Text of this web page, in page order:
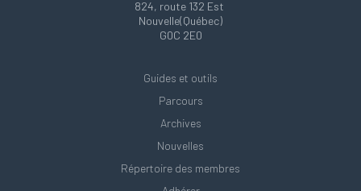
824, route 132 Est
Nouvelle(Québec)
G0C 2E0
Guides et outils
Parcours
Archives
Nouvelles
Répertoire des membres